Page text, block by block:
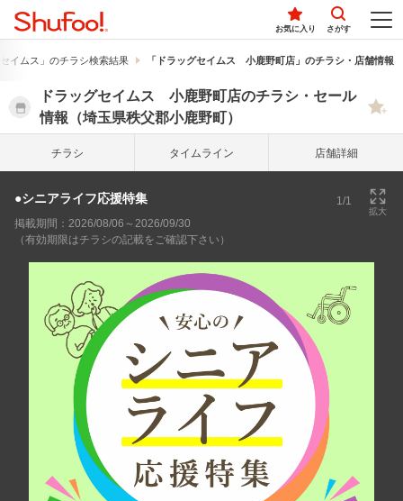
お気に入り さがす
イムス」のチラシ検索結果 「ドラッグセイムス 小鹿野町店」のチラシ・店舗情報
ドラッグセイムス 小鹿野町店のチラシ・セール
情報（埼玉県秩父郡小鹿野町）
チラシ タイム ライン 店舗詳細
●シニアライフ応援特集 1/1
拡大
掲載期間：2026/08/06～2026/09/30
（有効期限はチラシの記載をご確認下さい）